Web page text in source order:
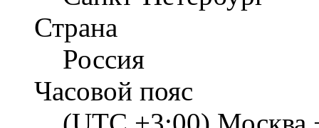
Страна
Россия
Часовой пояс